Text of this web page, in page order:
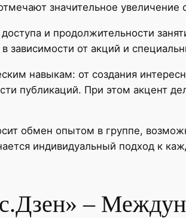
значительное увеличение
и продолжительности
зависимости от акций и
навыкам: от создания
публикаций. При этом акцент
обмен опытом в группе,
индивидуальный подход к
–